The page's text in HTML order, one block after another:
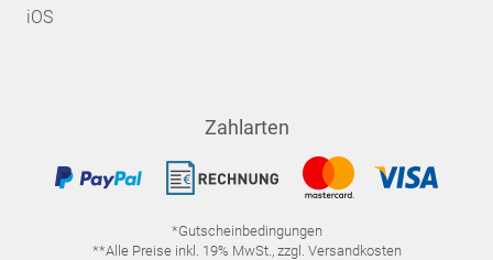
iOS
Zahlarten
*Gutscheinbedingungen
**Alle Preise inkl. 19% MwSt., zzgl. Versandkosten